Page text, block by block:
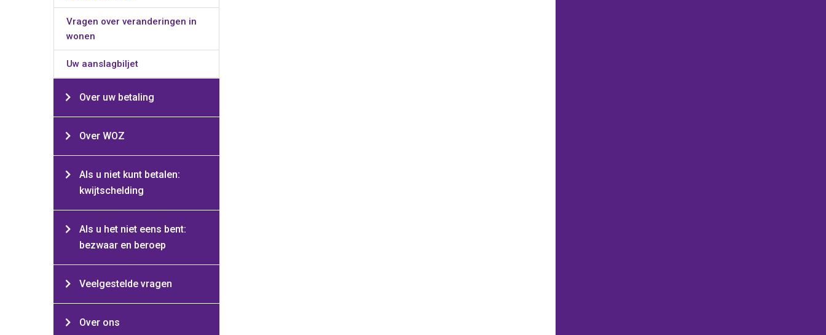
Vragen over veranderingen in
wonen
Uw aanslagbiljet
Over uw betaling
Over WOZ
Als u niet kunt betalen:
kwijtschelding
Als u het niet eens bent:
bezwaar en beroep
Veelgestelde vragen
Over ons